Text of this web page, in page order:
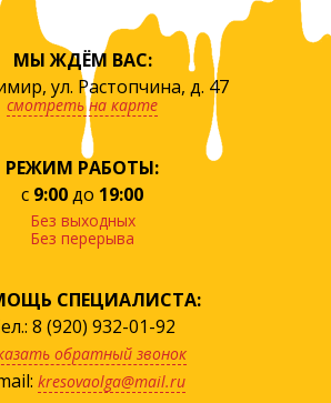
МЫ ЖДЁМ ВАС:
ул. Растопчина, д. 47
смотреть на карте
РЕЖИМ РАБОТЫ:
с 9:00до 19:00
Без выходных
Без перерыва
СПЕЦИАЛИСТА:
8 (920) 932-01-92
обратный звонок
kresovaolga@mail.ru